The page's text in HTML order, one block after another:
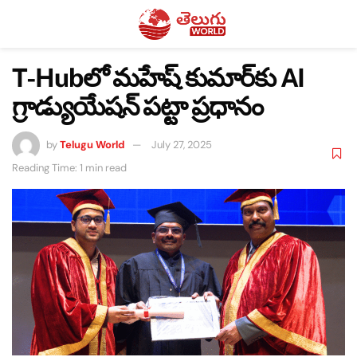
T-Hubలో మహేష్ కుమార్‌కు AI
గ్రాడ్యుయేషన్ పట్టా ప్రధానం
byTelugu World
July 27, 2025
Reading Time: 1 min read